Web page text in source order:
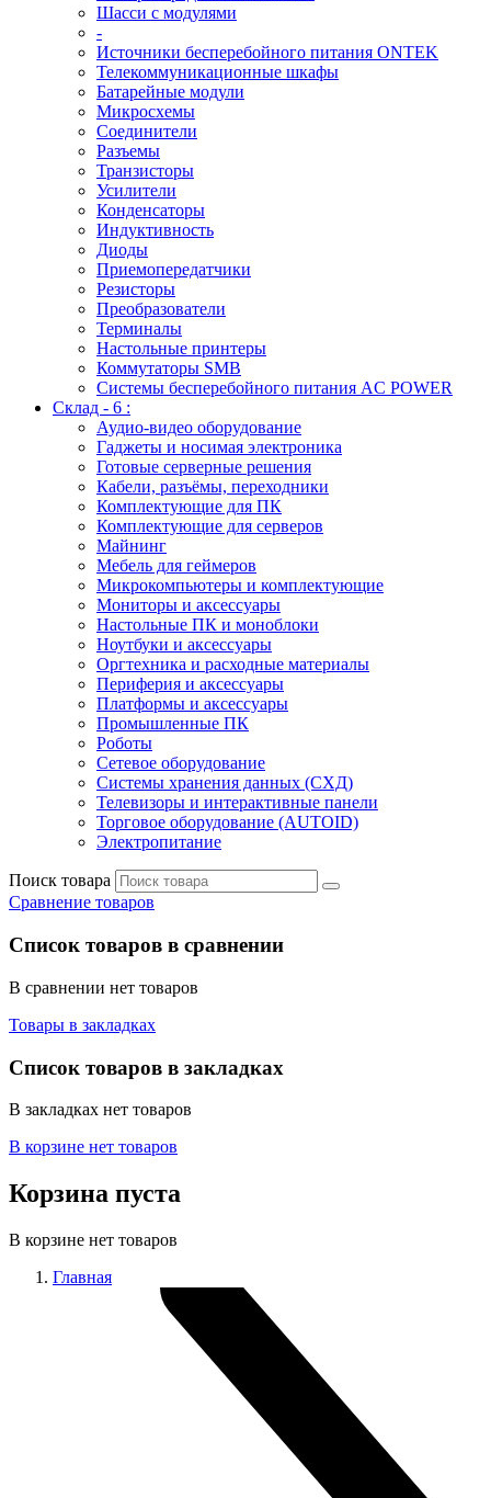
Шасси с модулями
-
Источники бесперебойного питания ONTEK
Телекоммуникационные шкафы
Батарейные модули
Микросхемы
Соединители
Разъемы
Транзисторы
Усилители
Конденсаторы
Индуктивность
Диоды
Приемопередатчики
Резисторы
Преобразователи
Терминалы
Настольные принтеры
Коммутаторы SMB
Системы бесперебойного питания AC POWER
Склад - 6 :
Аудио-видео оборудование
Гаджеты и носимая электроника
Готовые серверные решения
Кабели, разъёмы, переходники
Комплектующие для ПК
Комплектующие для серверов
Майнинг
Мебель для геймеров
Микрокомпьютеры и комплектующие
Мониторы и аксессуары
Настольные ПК и моноблоки
Ноутбуки и аксессуары
Оргтехника и расходные материалы
Периферия и аксессуары
Платформы и аксессуары
Промышленные ПК
Роботы
Сетевое оборудование
Системы хранения данных (СХД)
Телевизоры и интерактивные панели
Торговое оборудование (AUTOID)
Электропитание
Поиск товара
Сравнение товаров
Список товаров в сравнении
В сравнении нет товаров
Товары в закладках
Список товаров в закладках
В закладках нет товаров
В корзине нет товаров
Корзина пуста
В корзине нет товаров
Главная